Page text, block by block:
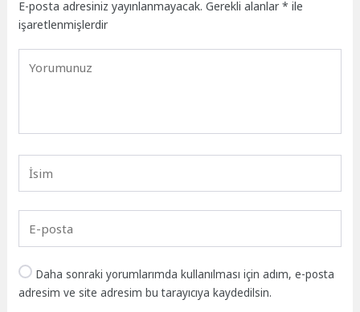
E-posta adresiniz yayınlanmayacak. Gerekli alanlar* ile
işaretlenmişlerdir
Daha sonraki yorumlarımda kullanılması için adım, e-posta
adresim ve site adresim bu tarayıcıya kaydedilsin.